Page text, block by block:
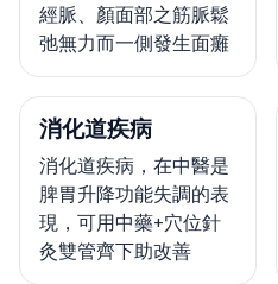
經脈、顏面部之筋脈鬆
弛無力而一側發生面癱
消化道疾病
消化道疾病，在中醫是
脾胃升降功能失調的表
現，可用中藥+穴位針
灸雙管齊下助改善